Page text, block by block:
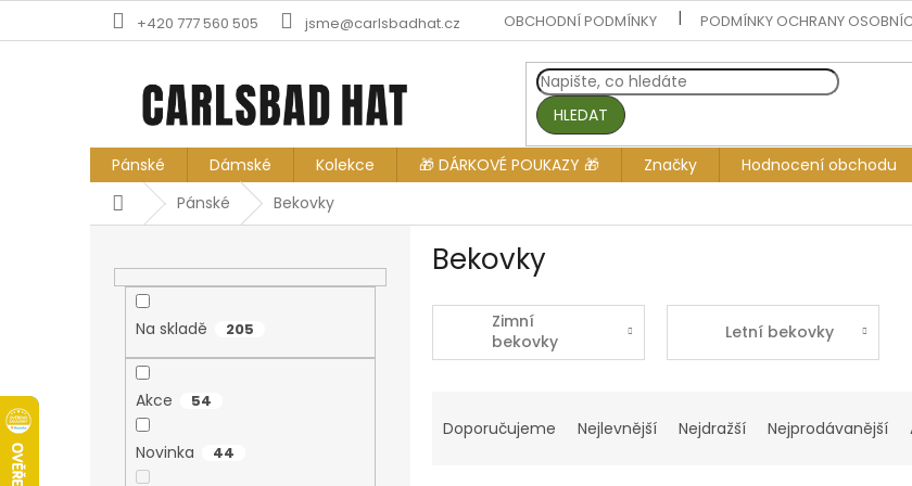
+420 777 560 505 jsme@carlsbadhat.cz OBCHODNÍ PODMÍNKY PODMÍNKY OCHRANY
HLEDAT
Pánské Dámské Kolekce 🎁 DÁRKOVÉ POUKAZY 🎁 Značky Hodnocení obchodu
DomůPánské Bekovky
Na skladě 205
Akce 54
Novinka 44
Bekovky
Zimní
bekovky
Letní bekovky
aDoporučujeme Nejlevnější Nejdražší Nejprodávanější